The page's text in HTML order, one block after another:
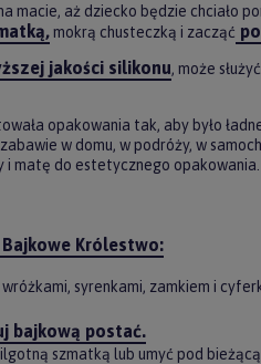
macie, aż dziecko będzie chciało
mokrą chusteczką i zacząć
jakości silikonu, może
opakowania tak, aby było
w domu, w podróży, w
i matę do estetycznego opakowania.
Bajkowe Królestwo:
syrenkami, zamkiem i
bajkową postać.
szmatką lub umyć pod
Dołącz do
Zasubskrybuj nasz
i otrzymaj5% rabatu na
zakup.
Twoje imię